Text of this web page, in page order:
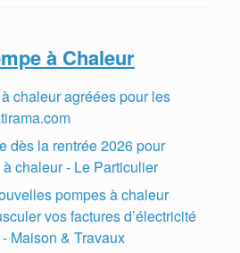
à Chaleur
chaleur agréées pour les
dès la rentrée 2026 pour
à chaleur - Le Particulier
pompes à chaleur
vos factures d’électricité
Maison & Travaux